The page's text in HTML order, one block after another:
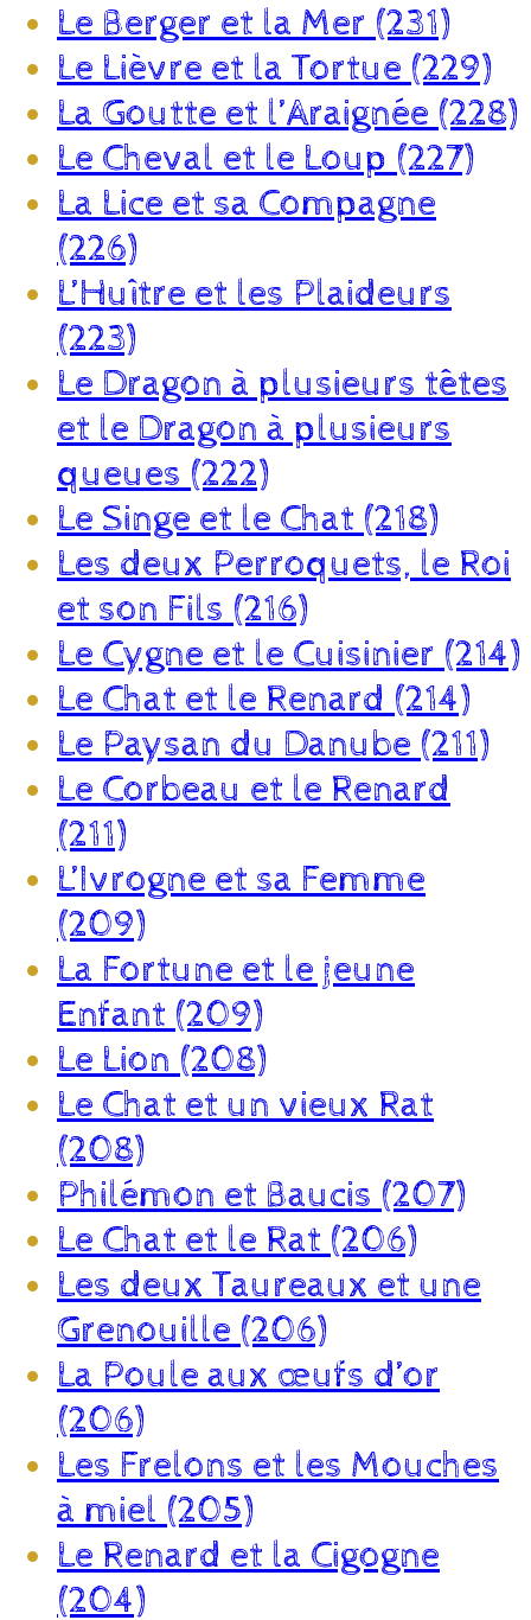
Le Berger et la Mer (231)
Le Lièvre et la Tortue (229)
La Goutte et l’Araignée (228)
Le Cheval et le Loup (227)
La Lice et sa Compagne
(226)
L’Huître et les Plaideurs
(223)
Le Dragon à plusieurs têtes
et le Dragon à plusieurs
queues (222)
Le Singe et le Chat (218)
Les deux Perroquets, le Roi
et son Fils (216)
Le Cygne et le Cuisinier (214)
Le Chat et le Renard (214)
Le Paysan du Danube (211)
Le Corbeau et le Renard
(211)
L’Ivrogne et sa Femme
(209)
La Fortune et le jeune
Enfant (209)
Le Lion (208)
Le Chat et un vieux Rat
(208)
Philémon et Baucis (207)
Le Chat et le Rat (206)
Les deux Taureaux et une
Grenouille (206)
La Poule aux œufs d’or
(206)
Les Frelons et les Mouches
à miel (205)
Le Renard et la Cigogne
(204)